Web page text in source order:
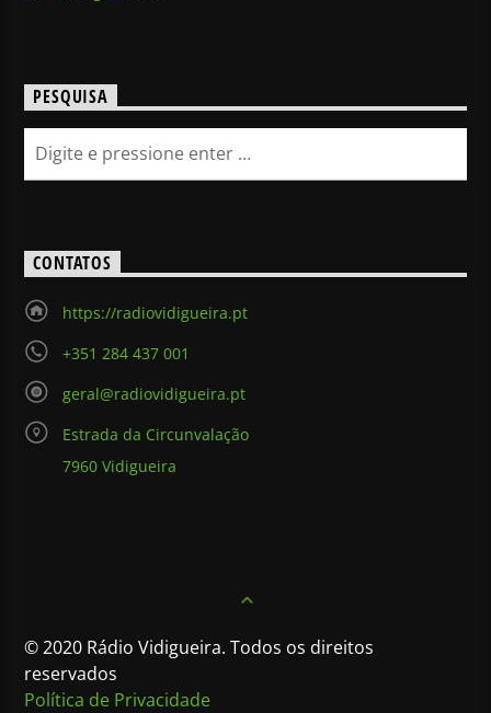
PESQUISA
CONTATOS
https://radiovidigueira.pt
+351 284 437 001
geral@radiovidigueira.pt
Estrada da Circunvalação
7960 Vidigueira
© 2020 Rádio Vidigueira. Todos os direitos
reservados
Política de Privacidade